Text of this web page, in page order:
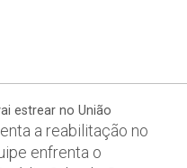
estrear no União
a reabilitação no
enfrenta o